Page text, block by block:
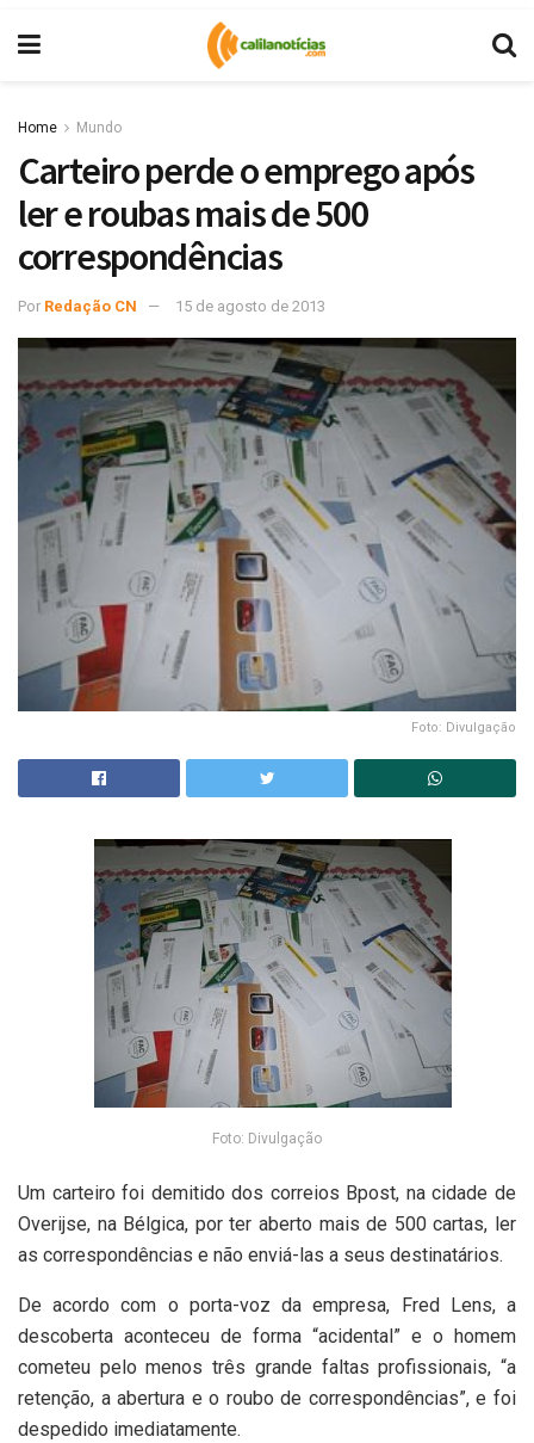
Home Mundo
Carteiro perde o emprego após
ler e roubas mais de 500
correspondências
Por Redação CN 15 de agosto de 2013
Foto: Divulgação
Foto: Divulgação
Um carteiro foi demitido dos correios Bpost, na cidade de
Overijse, na Bélgica, por ter aberto mais de 500 cartas, ler
as correspondências e não enviá-las a seus destinatários.
De acordo com o porta-voz da empresa, Fred Lens, a
descoberta aconteceu de forma “acidental” e o homem
cometeu pelo menos três grande faltas profissionais, “a
retenção, a abertura e o roubo de correspondências”, e foi
despedido imediatamente.